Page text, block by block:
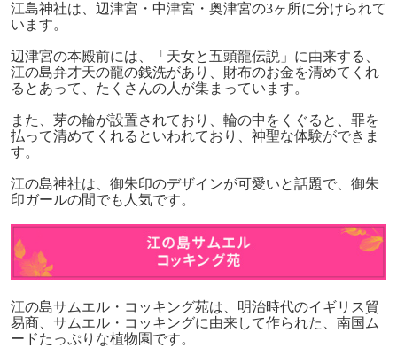
江島神社は、辺津宮・中津宮・奥津宮の3ヶ所に分けられて
います。
辺津宮の本殿前には、「天女と五頭龍伝説」に由来する、
江の島弁才天の龍の銭洗があり、財布のお金を清めてくれ
るとあって、たくさんの人が集まっています。
また、芽の輪が設置されており、輪の中をくぐると、罪を
払って清めてくれるといわれており、神聖な体験ができま
す。
江の島神社は、御朱印のデザインが可愛いと話題で、御朱
印ガールの間でも人気です。
江の島サムエル・コッキング苑は、明治時代のイギリス貿
易商、サムエル・コッキングに由来して作られた、南国ム
ードたっぷりな植物園です。